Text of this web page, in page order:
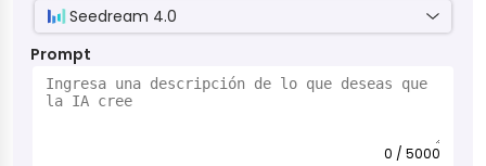
Seedream 4.0
Prompt
0 / 5000